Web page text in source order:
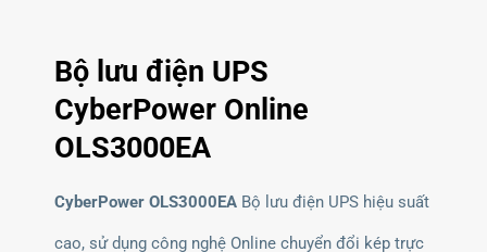
Bộ lưu điện UPS
CyberPower Online
OLS3000EA
CyberPower OLS3000EA Bộ lưu điện UPS hiệu suất
cao, sử dụng công nghệ Online chuyển đổi kép trực